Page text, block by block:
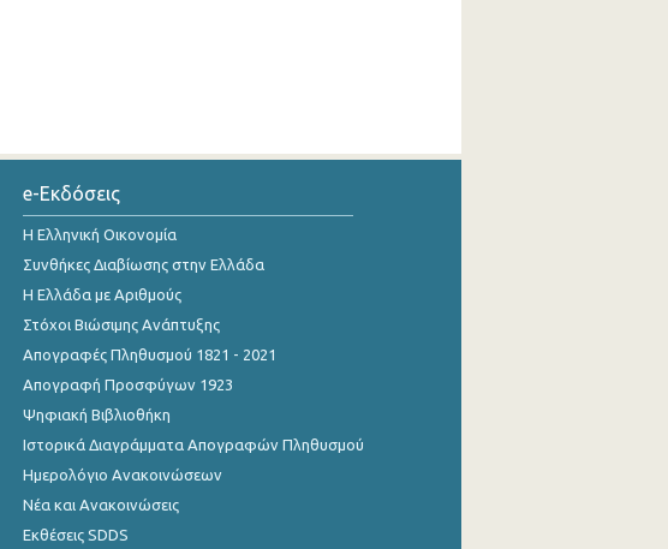
e-Εκδόσεις
Η Ελληνική Οικονομία
Συνθήκες Διαβίωσης στην Ελλάδα
Η Ελλάδα με Αριθμούς
Στόχοι Βιώσιμης Ανάπτυξης
Απογραφές Πληθυσμού 1821 - 2021
Απογραφή Προσφύγων 1923
Ψηφιακή Βιβλιοθήκη
Ιστορικά Διαγράμματα Απογραφών Πληθυσμού
Ημερολόγιο Ανακοινώσεων
Νέα και Ανακοινώσεις
Εκθέσεις SDDS